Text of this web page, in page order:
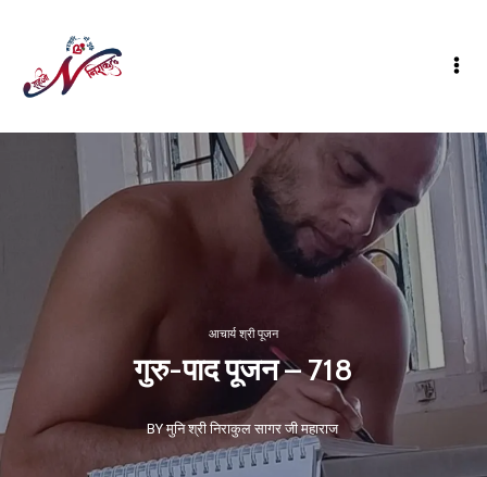
आचार्य श्री पूजन
गुरु-पाद पूजन – 718
BY मुनि श्री निराकुल सागर जी महाराज